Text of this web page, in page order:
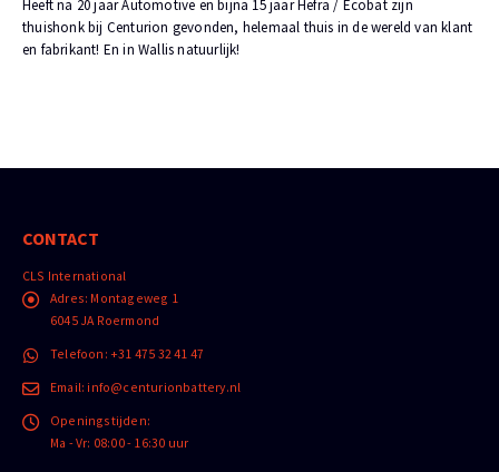
Heeft na 20 jaar Automotive en bijna 15 jaar Hefra / Ecobat zijn
thuishonk bij Centurion gevonden, helemaal thuis in de wereld van klant
en fabrikant! En in Wallis natuurlijk!
CONTACT
CLS International
Adres: Montageweg 1
6045 JA Roermond
Telefoon: +31 475 32 41 47
Email: info@centurionbattery.nl
Openingstijden:
Ma - Vr: 08:00 - 16:30 uur